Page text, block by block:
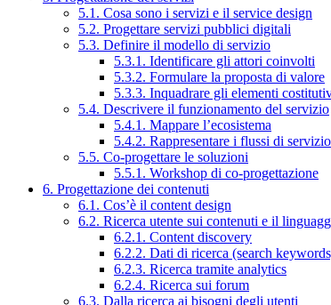
5.1. Cosa sono i servizi e il service design
5.2. Progettare servizi pubblici digitali
5.3. Definire il modello di servizio
5.3.1. Identificare gli attori coinvolti
5.3.2. Formulare la proposta di valore
5.3.3. Inquadrare gli elementi
5.4. Descrivere il funzionamento del servizio
5.4.1. Mappare l’ecosistema
5.4.2. Rappresentare i flussi di servizio
5.5. Co-progettare le soluzioni
5.5.1. Workshop di co-progettazione
6. Progettazione dei contenuti
6.1. Cos’è il content design
6.2. Ricerca utente sui contenuti e il
6.2.1. Content discovery
6.2.2. Dati di ricerca (search
6.2.3. Ricerca tramite analytics
6.2.4. Ricerca sui forum
6.3. Dalla ricerca ai bisogni degli utenti